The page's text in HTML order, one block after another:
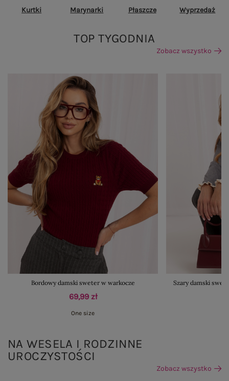
Kurtki Marynarki Płaszcze Wyprzedaż
TOP TYGODNIA
Zobacz wszystko
Bordowy damski sweter w warkocze
69,99 zł
One size
Szary damski
NA WESELA I RODZINNE
UROCZYSTOŚCI
Zobacz wszystko